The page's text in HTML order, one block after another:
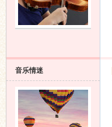
音乐情迷